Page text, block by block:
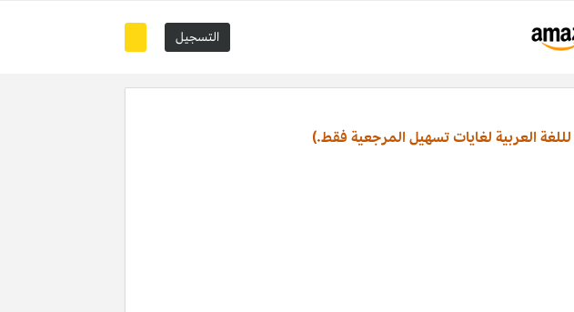
التسجيل
العربية لغايات تسهيل المرجعية فقط.)